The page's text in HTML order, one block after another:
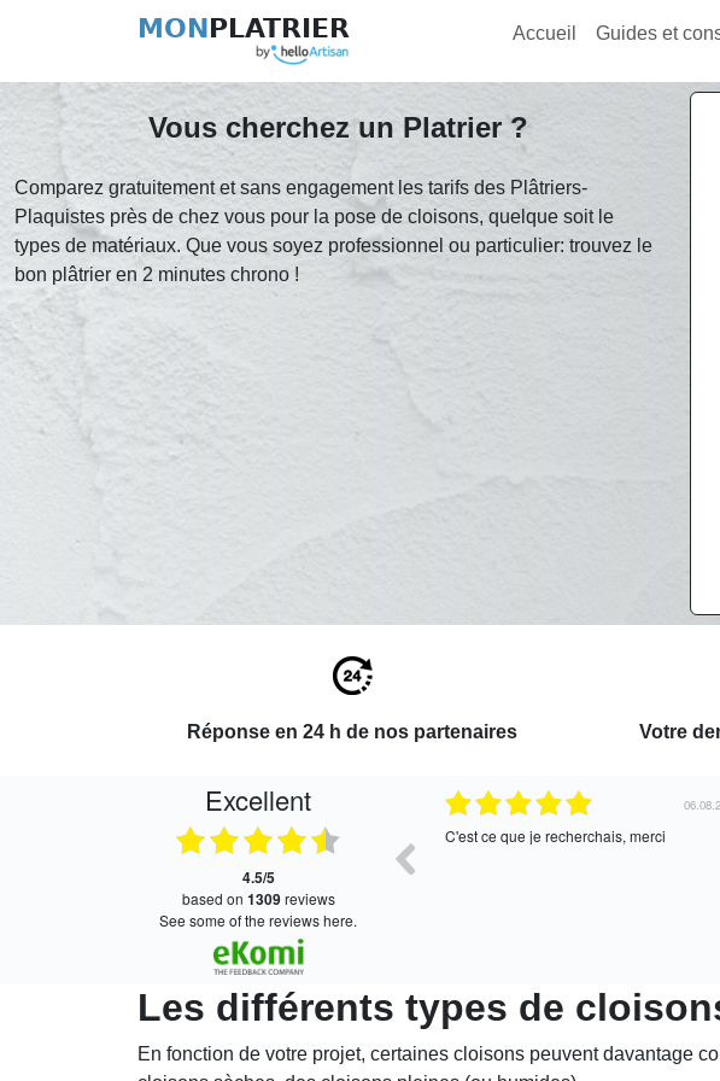
MONPLATRIER Accueil Guides et
Vous cherchez un Platrier ?
Comparez gratuitement et sans engagement les tarifs des Plâtriers-
Plaquistes près de chez vous pour la pose de cloisons, quelque soit le
types de matériaux. Que vous soyez professionnel ou particulier: trouvez le
bon plâtrier en 2 minutes chrono !
Réponse en 24 h de nos partenaires Votre
Excellent
4.5/5
based on 1309reviews
see some of the reviews here.
27.07.2026 06.08.2026
C'est ce que je recherchais, merci
Les différents types de
En fonction de votre projet, certaines cloisons peuvent davantage